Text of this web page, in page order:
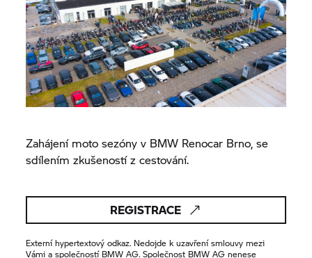
Zahájení moto sezóny v BMW Renocar Brno, se
sdílením zkušeností z cestování.
REGISTRACE
Externí hypertextový odkaz. Nedojde k uzavření smlouvy mezi
Vámi a společností BMW AG. Společnost BMW AG nenese